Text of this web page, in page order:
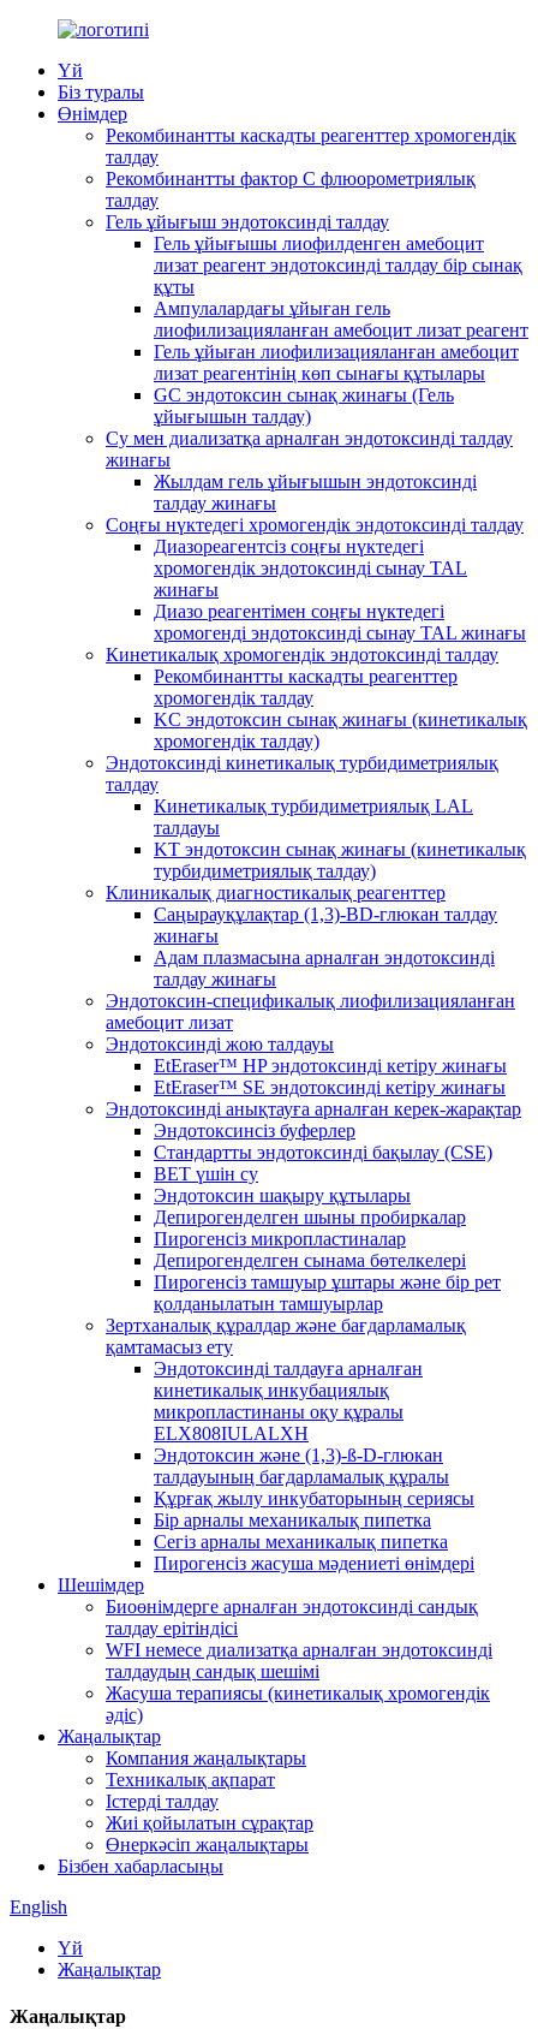
Үй
Біз туралы
Өнімдер
Рекомбинантты каскадты реагенттер хромогендік
талдау
Рекомбинантты фактор C флюорометриялық
талдау
Гель ұйығыш эндотоксинді талдау
Гель ұйығышы лиофилденген амебоцит
лизат реагент эндотоксинді талдау бір сынақ
құты
Ампулалардағы ұйыған гель
лиофилизацияланған амебоцит лизат реагент
Гель ұйыған лиофилизацияланған амебоцит
лизат реагентінің көп сынағы құтылары
GC эндотоксин сынақ жинағы (Гель
ұйығышын талдау)
Су мен диализатқа арналған эндотоксинді талдау
жинағы
Жылдам гель ұйығышын эндотоксинді
талдау жинағы
Соңғы нүктедегі хромогендік эндотоксинді талдау
Диазореагентсіз соңғы нүктедегі
хромогендік эндотоксинді сынау TAL
жинағы
Диазо реагентімен соңғы нүктедегі
хромогенді эндотоксинді сынау TAL жинағы
Кинетикалық хромогендік эндотоксинді талдау
Рекомбинантты каскадты реагенттер
хромогендік талдау
KC эндотоксин сынақ жинағы (кинетикалық
хромогендік талдау)
Эндотоксинді кинетикалық турбидиметриялық
талдау
Кинетикалық турбидиметриялық LAL
талдауы
KT эндотоксин сынақ жинағы (кинетикалық
турбидиметриялық талдау)
Клиникалық диагностикалық реагенттер
Саңырауқұлақтар (1,3)-BD-глюкан талдау
жинағы
Адам плазмасына арналған эндотоксинді
талдау жинағы
Эндотоксин-спецификалық лиофилизацияланған
амебоцит лизат
Эндотоксинді жою талдауы
EtEraser™ HP эндотоксинді кетіру жинағы
EtEraser™ SE эндотоксинді кетіру жинағы
Эндотоксинді анықтауға арналған керек-жарақтар
Эндотоксинсіз буферлер
Стандартты эндотоксинді бақылау (CSE)
BET үшін су
Эндотоксин шақыру құтылары
Депирогенделген шыны пробиркалар
Пирогенсіз микропластиналар
Депирогенделген сынама бөтелкелері
Пирогенсіз тамшуыр ұштары және бір рет
қолданылатын тамшуырлар
Зертханалық құралдар және бағдарламалық
қамтамасыз ету
Эндотоксинді талдауға арналған
кинетикалық инкубациялық
микропластинаны оқу құралы
ELX808IULALXH
Эндотоксин және (1,3)-ß-D-глюкан
талдауының бағдарламалық құралы
Құрғақ жылу инкубаторының сериясы
Бір арналы механикалық пипетка
Сегіз арналы механикалық пипетка
Пирогенсіз жасуша мәдениеті өнімдері
Шешімдер
Биоөнімдерге арналған эндотоксинді сандық
талдау ерітіндісі
WFI немесе диализатқа арналған эндотоксинді
талдаудың сандық шешімі
Жасуша терапиясы (кинетикалық хромогендік
әдіс)
Жаңалықтар
Компания жаңалықтары
Техникалық ақпарат
Істерді талдау
Жиі қойылатын сұрақтар
Өнеркәсіп жаңалықтары
Бізбен хабарласыңы
English
Үй
Жаңалықтар
Жаңалықтар